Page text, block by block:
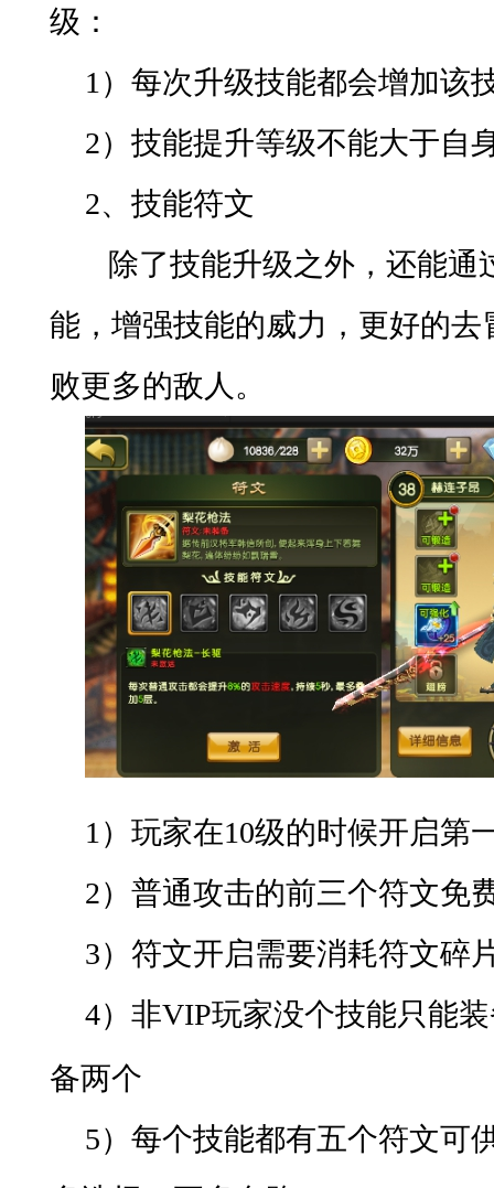
级：
1） 每次升级技能都会增加该
2） 技能提升等级不能大于自
2、 技能符文
除了技能升级之外，还能
能，增强技能的威力，更好的
败更多的敌人。
1） 玩家在10级的时候开启第
2） 普通攻击的前三个符文免
3） 符文开启需要消耗符文碎
4） 非VIP玩家没个技能只能
备两个
5） 每个技能都有五个符文可